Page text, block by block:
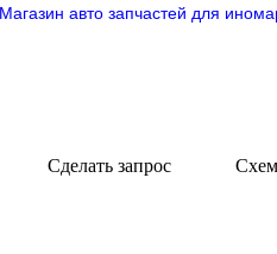
Сделать запрос